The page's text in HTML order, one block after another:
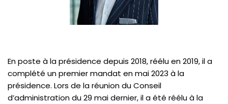
En poste à la présidence depuis 2018, réélu en 2019, il a
complété un premier mandat en mai 2023 à la
présidence. Lors de la réunion du Conseil
d’administration du 29 mai dernier, il a été réélu à la